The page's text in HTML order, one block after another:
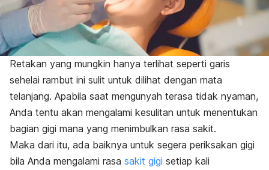
Retakan yang mungkin hanya terlihat seperti garis
sehelai rambut ini sulit untuk dilihat dengan mata
telanjang. Apabila saat mengunyah terasa tidak nyaman,
Anda tentu akan mengalami kesulitan untuk menentukan
bagian gigi mana yang menimbulkan rasa sakit.
Maka dari itu, ada baiknya untuk segera periksakan gigi
bila Anda mengalami rasa sakit gigi setiap kali